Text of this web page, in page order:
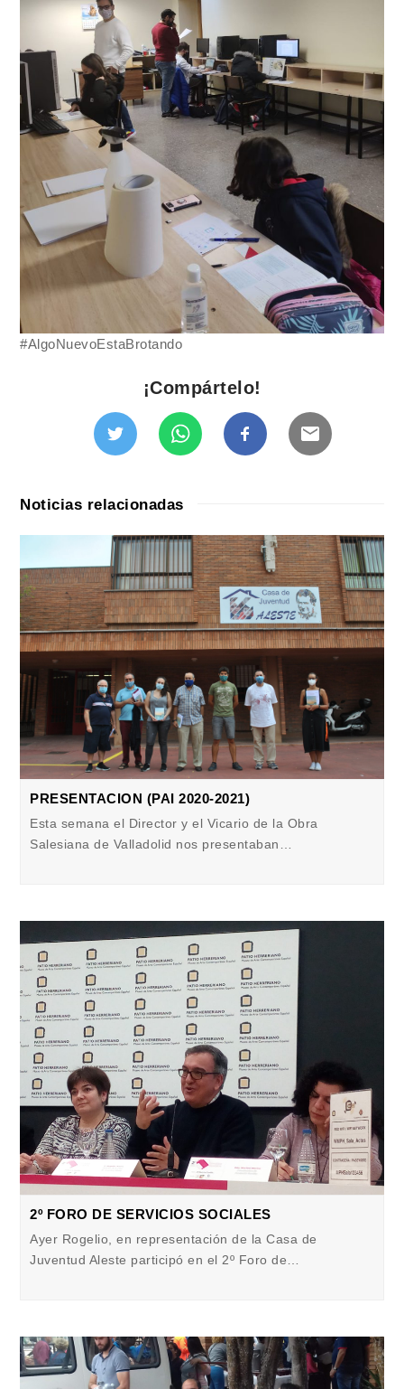
#AlgoNuevoEstaBrotando
¡Compártelo!
Noticias relacionadas
PRESENTACION (PAI 2020-2021)
Esta semana el Director y el Vicario de la Obra
Salesiana de Valladolid nos presentaban…
2º FORO DE SERVICIOS SOCIALES
Ayer Rogelio, en representación de la Casa de
Juventud Aleste participó en el 2º Foro de…